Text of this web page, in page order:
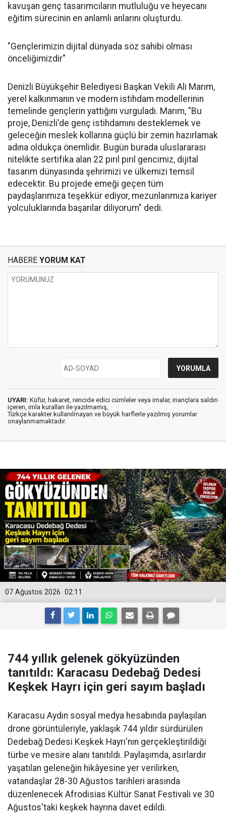
kavuşan genç tasarımcıların mutluluğu ve heyecanı
eğitim sürecinin en anlamlı anlarını oluşturdu.
"Gençlerimizin dijital dünyada söz sahibi olması
önceliğimizdir"
Denizli Büyükşehir Belediyesi Başkan Vekili Ali Marım,
yerel kalkınmanın ve modern istihdam modellerinin
temelinde gençlerin yattığını vurguladı. Marım, "Bu
proje, Denizli'de genç istihdamını desteklemek ve
geleceğin meslek kollarına güçlü bir zemin hazırlamak
adına oldukça önemlidir. Bugün burada uluslararası
nitelikte sertifika alan 22 pırıl pırıl gencimiz, dijital
tasarım dünyasında şehrimizi ve ülkemizi temsil
edecektir. Bu projede emeği geçen tüm
paydaşlarımıza teşekkür ediyor, mezunlarımıza kariyer
yolculuklarında başarılar diliyorum" dedi.
HABERE YORUM KAT
UYARI: Küfür, hakaret, rencide edici cümleler veya imalar, inançlara saldırı
içeren, imla kuralları ile yazılmamış,
Türkçe karakter kullanılmayan ve büyük harflerle yazılmış yorumlar
onaylanmamaktadır.
02:11
07 Ağustos 2026
744 yıllık gelenek gökyüzünden
tanıtıldı: Karacasu Dedebağ Dedesi
Keşkek Hayrı için geri sayım başladı
Karacasu Aydın sosyal medya hesabında paylaşılan
drone görüntüleriyle, yaklaşık 744 yıldır sürdürülen
Dedebağ Dedesi Keşkek Hayrı'nın gerçekleştirildiği
türbe ve mesire alanı tanıtıldı. Paylaşımda, asırlardır
yaşatılan geleneğin hikâyesine yer verilirken,
vatandaşlar 28-30 Ağustos tarihleri arasında
düzenlenecek Afrodisias Kültür Sanat Festivali ve 30
Ağustos'taki keşkek hayrına davet edildi.